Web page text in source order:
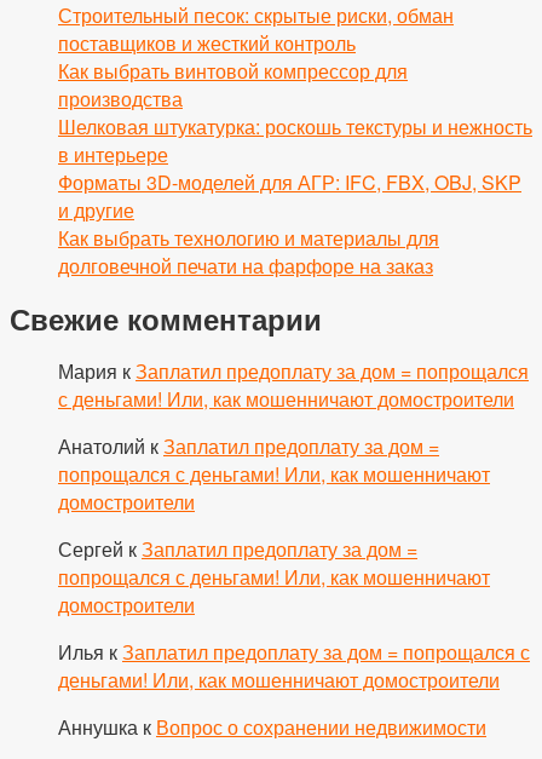
Строительный песок: скрытые риски, обман
поставщиков и жесткий контроль
Как выбрать винтовой компрессор для
производства
Шелковая штукатурка: роскошь текстуры и нежность
в интерьере
Форматы 3D-моделей для АГР: IFC, FBX, OBJ, SKP
и другие
Как выбрать технологию и материалы для
долговечной печати на фарфоре на заказ
Свежие комментарии
Мария кЗаплатил предоплату за дом = попрощался
с деньгами! Или, как мошенничают домостроители
Анатолий кЗаплатил предоплату за дом =
попрощался с деньгами! Или, как мошенничают
домостроители
Сергей кЗаплатил предоплату за дом =
попрощался с деньгами! Или, как мошенничают
домостроители
Илья кЗаплатил предоплату за дом = попрощался с
деньгами! Или, как мошенничают домостроители
Аннушка к Вопрос о сохранении недвижимости